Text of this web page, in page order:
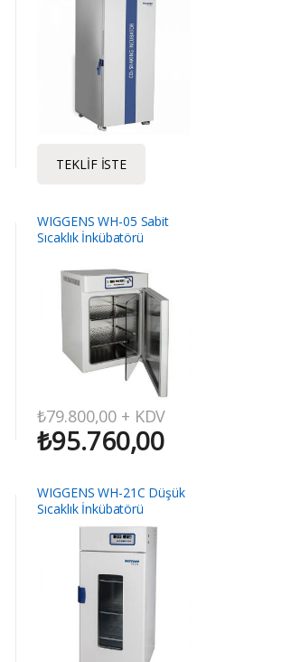
TEKLIF İSTE
WIGGENS WH-05 Sabit
Sıcaklık İnkübatörü
₺79.800,00 + KDV
₺95.760,00
WIGGENS WH-21C Düşük
Sıcaklık İnkübatörü